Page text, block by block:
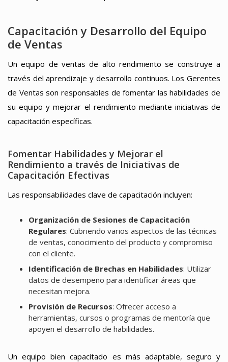
Capacitación y Desarrollo del Equipo
de Ventas
Un equipo de ventas de alto rendimiento se construye a
través del aprendizaje y desarrollo continuos. Los Gerentes
de Ventas son responsables de fomentar las habilidades de
su equipo y mejorar el rendimiento mediante iniciativas de
capacitación específicas.
Fomentar Habilidades y Mejorar el
Rendimiento a través de Iniciativas de
Capacitación Efectivas
Las responsabilidades clave de capacitación incluyen:
Organización de Sesiones de Capacitación
Regulares: Cubriendo varios aspectos de las técnicas
de ventas, conocimiento del producto y compromiso
con el cliente.
Identificación de Brechas en Habilidades: Utilizar
datos de desempeño para identificar áreas que
necesitan mejora.
Provisión de Recursos: Ofrecer acceso a
herramientas, cursos o programas de mentoría que
apoyen el desarrollo de habilidades.
Un equipo bien capacitado es más adaptable, seguro y